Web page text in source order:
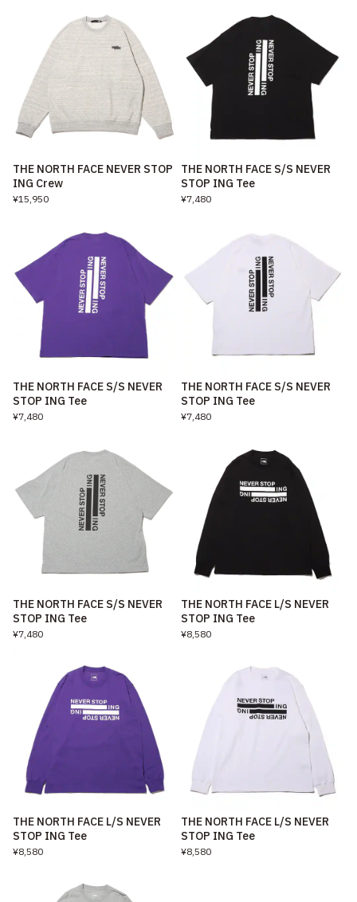
THE NORTH FACE NEVER STOP
ING Crew
¥15,950
THE NORTH FACE S/S NEVER
STOP ING Tee
¥7,480
THE NORTH FACE S/S NEVER
STOP ING Tee
¥7,480
THE NORTH FACE S/S NEVER
STOP ING Tee
¥7,480
THE NORTH FACE S/S NEVER
STOP ING Tee
¥7,480
THE NORTH FACE L/S NEVER
STOP ING Tee
¥8,580
THE NORTH FACE L/S NEVER
STOP ING Tee
¥8,580
THE NORTH FACE L/S NEVER
STOP ING Tee
¥8,580